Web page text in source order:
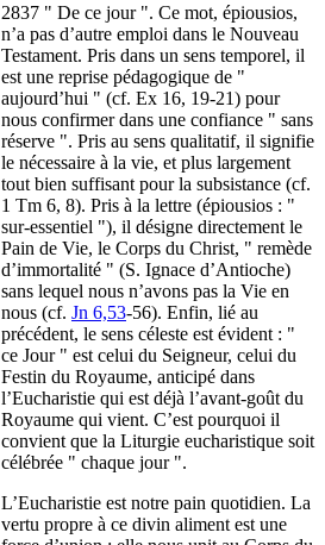
2837 " De ce jour ". Ce mot, épiousios,
n’a pas d’autre emploi dans le Nouveau
Testament. Pris dans un sens temporel, il
est une reprise pédagogique de "
aujourd’hui " (cf. Ex 16, 19-21) pour
nous confirmer dans une confiance " sans
réserve ". Pris au sens qualitatif, il signifie
le nécessaire à la vie, et plus largement
tout bien suffisant pour la subsistance (cf.
1 Tm 6, 8). Pris à la lettre (épiousios : "
sur-essentiel "), il désigne directement le
Pain de Vie, le Corps du Christ, " remède
d’immortalité " (S. Ignace d’Antioche)
sans lequel nous n’avons pas la Vie en
nous (cf. Jn 6,53-56). Enfin, lié au
précédent, le sens céleste est évident : "
ce Jour " est celui du Seigneur, celui du
Festin du Royaume, anticipé dans
l’Eucharistie qui est déjà l’avant-goût du
Royaume qui vient. C’est pourquoi il
convient que la Liturgie eucharistique soit
célébrée " chaque jour ".
L’Eucharistie est notre pain quotidien. La
vertu propre à ce divin aliment est une